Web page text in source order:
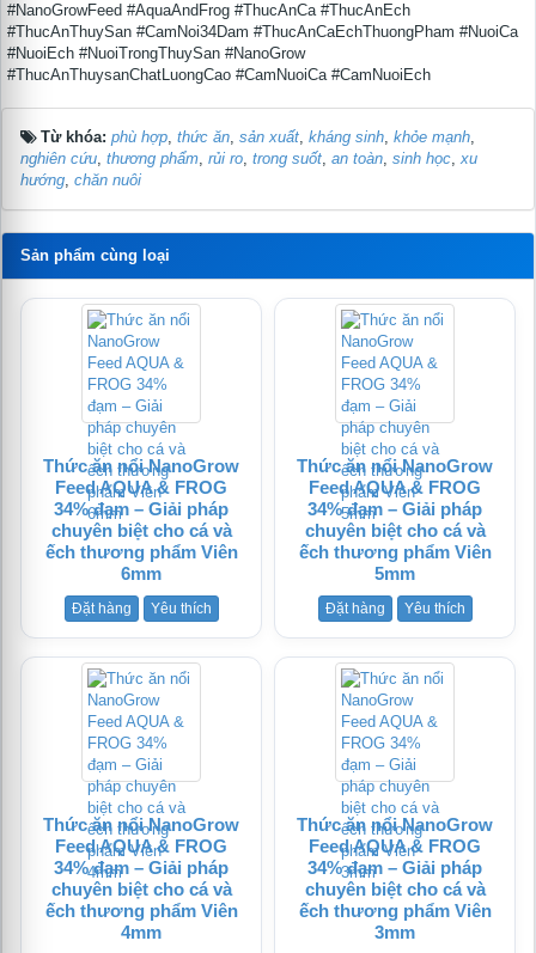
#NanoGrowFeed #AquaAndFrog #ThucAnCa #ThucAnEch
#ThucAnThuySan #CamNoi34Dam #ThucAnCaEchThuongPham #NuoiCa
#NuoiEch #NuoiTrongThuySan #NanoGrow
#ThucAnThuysanChatLuongCao #CamNuoiCa #CamNuoiEch
Từ khóa: phù hợp, thức ăn, sản xuất, kháng sinh, khỏe mạnh,
nghiên cứu, thương phẩm, rủi ro, trong suốt, an toàn, sinh học,xu
hướng, chăn nuôi
Sản phẩm cùng loại
Thức ăn nổi NanoGrow
Feed AQUA & FROG
34% đạm – Giải pháp
chuyên biệt cho cá và
ếch thương phẩm Viên
6mm
Đặt hàng Yêu thích
Thức ăn nổi NanoGrow
Feed AQUA & FROG
34% đạm – Giải pháp
chuyên biệt cho cá và
ếch thương phẩm Viên
5mm
Đặt hàng Yêu thích
Thức ăn nổi NanoGrow
Feed AQUA & FROG
34% đạm – Giải pháp
chuyên biệt cho cá và
ếch thương phẩm Viên
4mm
Thức ăn nổi NanoGrow
Feed AQUA & FROG
34% đạm – Giải pháp
chuyên biệt cho cá và
ếch thương phẩm Viên
3mm